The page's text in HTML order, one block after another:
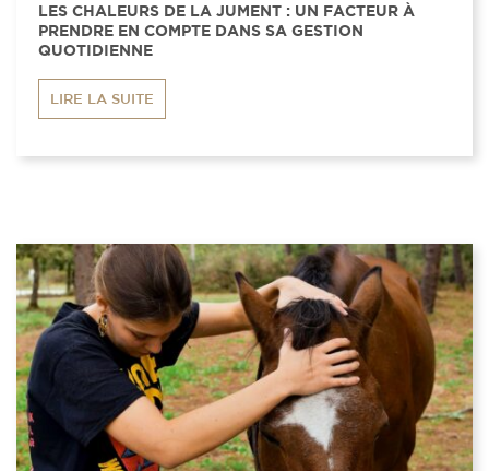
LES CHALEURS DE LA JUMENT : UN FACTEUR À
PRENDRE EN COMPTE DANS SA GESTION
QUOTIDIENNE
LIRE LA SUITE